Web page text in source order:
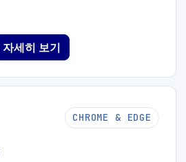
자세히 보기
CHROME & EDGE